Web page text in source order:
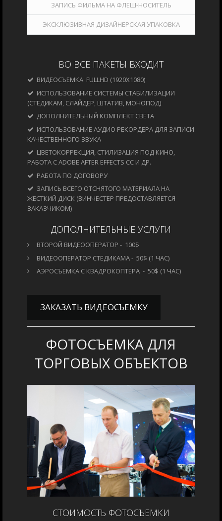
ЗАПИСЬ ФИЛЬМА НА ФЛЕШ-НОСИТЕЛЬ
ЭКСКЛЮЗИВНАЯ ДИЗАЙНЕРСКАЯ УПАКОВКА
ВО ВСЕ ПАКЕТЫ ВХОДИТ
ВИДЕОСЪЕМКА FULLHD (1920X1080)
ИСПОЛЬЗОВАНИЕ СИСТЕМЫ СТАБИЛИЗАЦИИ
(СТЕДИКАМ, СЛАЙДЕР, ШТАТИВ, МОНОПОД)
ДОПОЛНИТЕЛЬНЫЙ КОМПЛЕКТ СВЕТА
ИСПОЛЬЗОВАНИЕ АУДИО РЕКОРДЕРА ДЛЯ ЗАПИСИ
КАЧЕСТВЕННОГО ЗВУКА
ЦВЕТОКОРРЕКЦИЯ, СТИЛИЗАЦИЯ ПОД КИНО,
РАБОТА С ADOBE AFTER EFFECTS CC И ДР.
РАБОТА ПО ДОГОВОРУ
ЗАПИСЬ ВСЕГО ОТСНЯТОГО МАТЕРИАЛА НА
ЖЕСТКИЙ ДИСК (ВИНЧЕСТЕР ПРЕДОСТАВЛЯЕТСЯ
ЗАКАЗЧИКОМ)
ДОПОЛНИТЕЛЬНЫЕ УСЛУГИ
ВТОРОЙ ВИДЕООПЕРАТОР - 100$
ВИДЕООПЕРАТОР СТЕДИКАМА - 50$ (1 ЧАС)
АЭРОСЪЕМКА С КВАДРОКОПТЕРА - 50$ (1 ЧАС)
ЗАКАЗАТЬ ВИДЕОСЪЕМКУ
ФОТОСЪЕМКА ДЛЯ
ТОРГОВЫХ ОБЪЕКТОВ
СТОИМОСТЬ ФОТОСЪЕМКИ